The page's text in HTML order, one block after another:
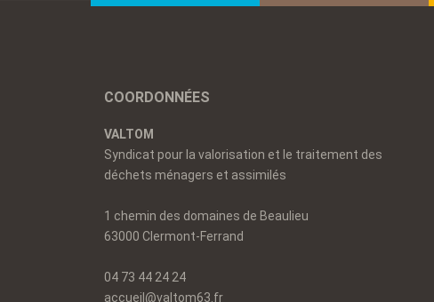
COORDONNÉES
VALTOM
Syndicat pour la valorisation et le traitement des
déchets ménagers et assimilés
1 chemin des domaines de Beaulieu
63000 Clermont-Ferrand
04 73 44 24 24
accueil@valtom63.fr